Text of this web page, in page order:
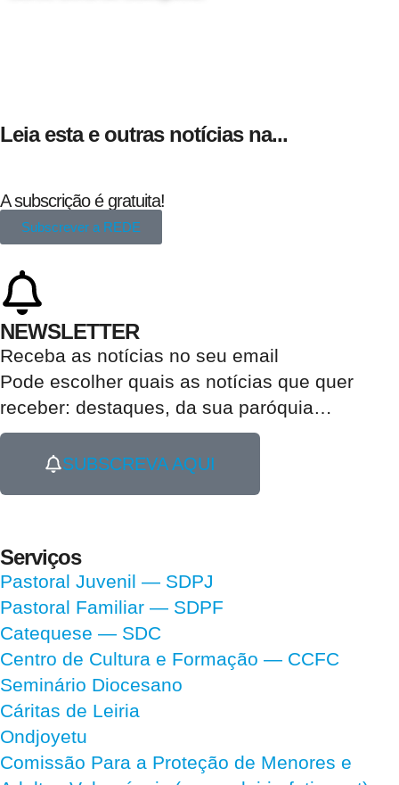
Leia esta e outras notícias na...
A subscrição é gratuita!
Subscrever a REDE
NEWSLETTER
Receba as notícias no seu email​
Pode escolher quais as notícias que quer
receber: destaques, da sua paróquia…
SUBSCREVA AQUI
Serviços
Pastoral Juvenil — SDPJ
Pastoral Familiar — SDPF
Catequese — SDC
Centro de Cultura e Formação — CCFC
Seminário Diocesano
Cáritas de Leiria
Ondjoyetu
Comissão Para a Proteção de Menores e